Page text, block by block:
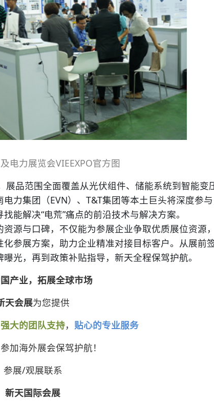
电力展览会VIEEXPO官方图
品范围全面覆盖从光伏组件、储能系统到智能变
力集团（EVN）、T&T集团等本土巨头将深度参与
能解决“电荒”痛点的前沿技术与解决方案。
源与口碑，不仅能为参展企业争取优质展位资源
参展方案，助力企业精准对接目标客户。从展前
光，再到政策补贴指导，新天全程保驾护航。
产业，拓展全球市场
天会展为您提供
强大的团队支持， 贴心的专业服务
加海外展会保驾护航！
参展/观展联系
新天国际会展